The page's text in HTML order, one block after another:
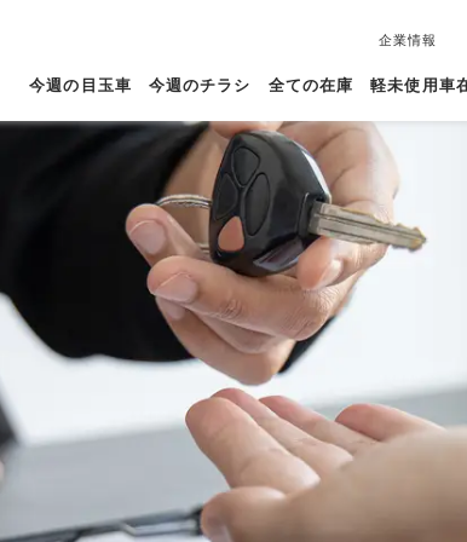
企業情報
今週の目玉車 今週のチラシ 全ての在庫 軽未使用車